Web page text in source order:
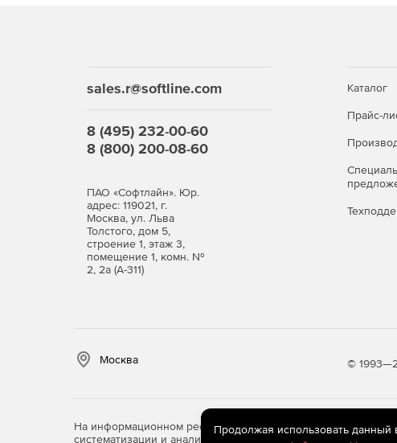
sales.r@softline.com
8 (495) 232-00-60
8 (800) 200-08-60
ПАО «Софтлайн». Юр.
адрес: 119021, г.
Москва, ул. Льва
Толстого, дом 5,
строение 1, этаж 3,
помещение 1, комн. №
2, 2а (А-311)
Каталог
Прайс-
Москва ©
На информационном ресурсе store.softline.ru применяются
систематизации и анализа сведений, относящихся к
Продолжая использовать данный